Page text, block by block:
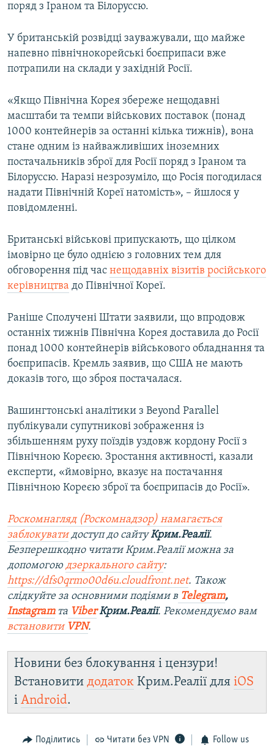
поряд з Іраном та Білоруссю.
У британській розвідці зауважували, що майже
напевно північнокорейські боєприпаси вже
потрапили на склади у західній Росії.
«Якщо Північна Корея збереже нещодавні
масштаби та темпи військових поставок (понад
1000 контейнерів за останні кілька тижнів), вона
стане одним із найважливіших іноземних
постачальників зброї для Росії поряд з Іраном та
Білоруссю. Наразі незрозуміло, що Росія погодилася
надати Північній Кореї натомість», – йшлося у
повідомленні.
Британські військові припускають, що цілком
імовірно це було однією з головних тем для
обговорення під час нещодавніх візитів російського
керівництва до Північної Кореї.
Раніше Сполучені Штати заявили, що впродовж
останніх тижнів Північна Корея доставила до Росії
понад 1000 контейнерів військового обладнання та
боєприпасів. Кремль заявив, що США не мають
доказів того, що зброя постачалася.
Вашингтонські аналітики з Beyond Parallel
публікували супутникові зображення із
збільшенням руху поїздів уздовж кордону Росії з
Північною Кореєю. Зростання активності, казали
експерти, «ймовірно, вказує на постачання
Північною Кореєю зброї та боєприпасів до Росії».
Роскомнагляд (Роскомнадзор) намагається
заблокуватидоступ до сайтуКрим.Реалії.
Безперешкодно читати Крим.Реалії можна за
допомогою дзеркального сайту:
https://dfs0qrmo00d6u.cloudfront.net. Також
слідкуйте за основними подіями в Telegram,
Instagramта ViberКрим.Реалії. Рекомендуємо вам
встановити VPN.
Новини без блокування і цензури!
Встановити додаток Крим.Реалії для iOS
і Android.
Поділитись Читати без VPN Follow us